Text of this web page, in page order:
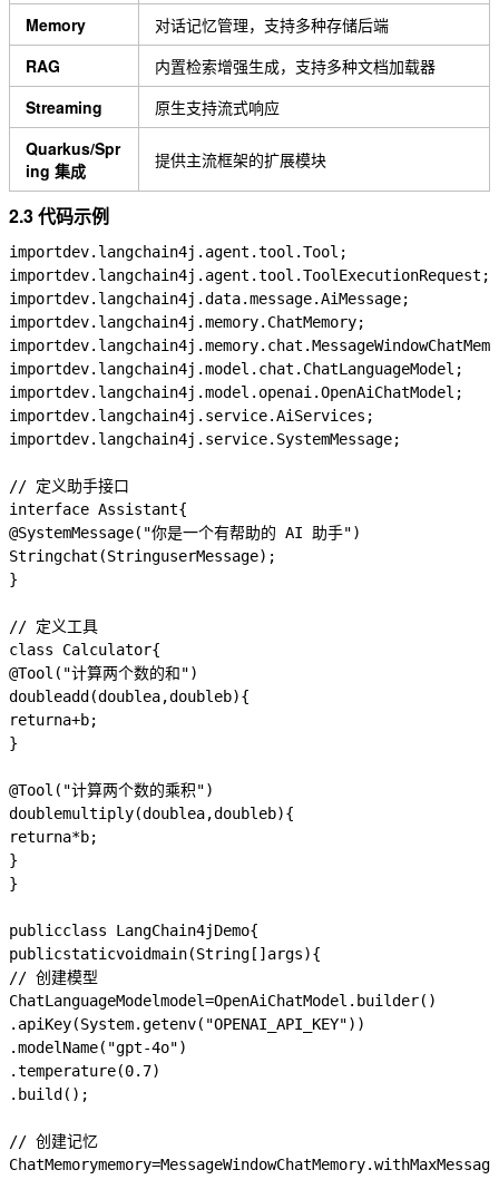
Memory
对话记忆管理，支持多种存储后端
RAG
内置检索增强生成，支持多种文档加载器
Streaming
原生支持流式响应
Quarkus/Spr
ing 集成
提供主流框架的扩展模块
2.3 代码示例
importdev.langchain4j.agent.tool.Tool ;
importdev.langchain4j.agent.tool.ToolExecutionRequest ;
importdev.langchain4j.data.message.AiMessage;
importdev.langchain4j.memory.ChatMemory;
import
importdev.langchain4j.model.chat.ChatLanguageModel ;
importdev.langchain4j.model.openai.OpenAiChatModel ;
importdev.langchain4j.service.AiServices ;
importdev.langchain4j.service.SystemMessage;
// 定义助手接口
interface Assistant{
@SystemMessage( "你是一个有帮助的 AI 助手")
Stringchat (StringuserMessage);
}
// 定义工具
class
Calculator{
@Tool ( "计算两个数的和")
doubleadd (doublea,doubleb){
returna+b;
}
@Tool ( "计算两个数的乘积")
doublemultiply(doublea,doubleb){
returna*b;
}
}
publicclass LangChain4jDemo{
publicstaticvoidmain(String [] args){
// 创建模型
ChatLanguageModelmodel=OpenAiChatModel . builder()
. apiKey(System.getenv( "OPENAI_API_KEY"))
.modelName( "gpt-4o")
.temperature(0.7)
. build ();
// 创建记忆
ChatMemorymemory=MessageWindowChatMemory.